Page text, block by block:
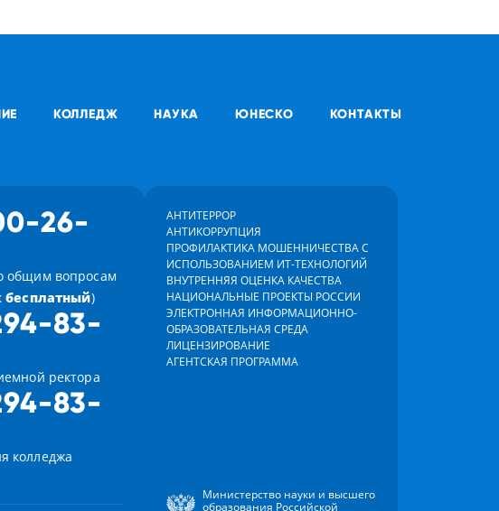
КОЛЛЕДЖ НАУКА ЮНЕСКО КОНТАКТЫ
26-
общим вопросам
бесплатный)
83-
ректора
83-
колледжа
АНТИТЕРРОР
АНТИКОРРУПЦИЯ
ПРОФИЛАКТИКА МОШЕННИЧЕСТВА С
ИСПОЛЬЗОВАНИЕМ ИТ-ТЕХНОЛОГИЙ
ВНУТРЕННЯЯ ОЦЕНКА КАЧЕСТВА
НАЦИОНАЛЬНЫЕ ПРОЕКТЫ РОССИИ
ЭЛЕКТРОННАЯ ИНФОРМАЦИОННО-
ОБРАЗОВАТЕЛЬНАЯ СРЕДА
ЛИЦЕНЗИРОВАНИЕ
АГЕНТСКАЯ ПРОГРАММА
Министерство науки и высшего
образования Российской